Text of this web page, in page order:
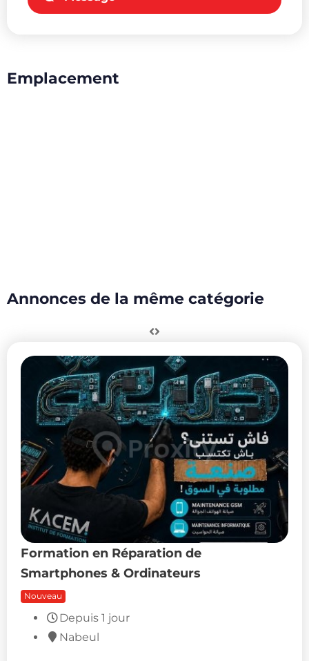
Emplacement
Annonces de la même catégorie
Formation en Réparation de
Smartphones & Ordinateurs
Nouveau
Depuis 1 jour
Nabeul